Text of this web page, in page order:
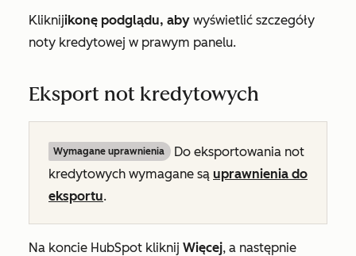
Kliknijikonę podglądu, aby wyświetlić szczegóły
noty kredytowej w prawym panelu.
Eksport not kredytowych
Wymagane uprawnienia
Do eksportowania not
kredytowych wymagane są uprawnienia do
eksportu.
Na koncie HubSpot kliknij Więcej, a następnie